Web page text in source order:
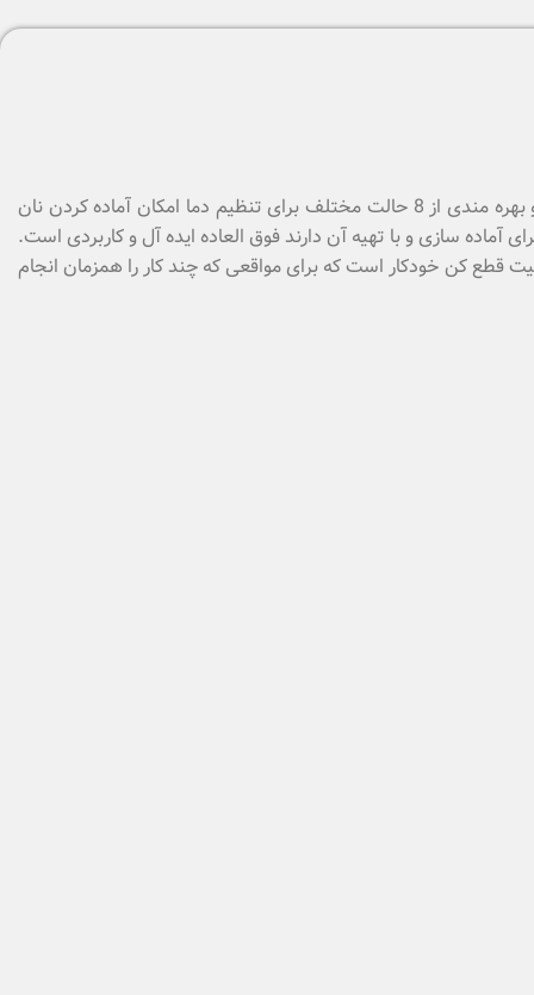
یک دستگاه کاربردی با قابلیت برشته و گرم کردن مجدد نان و یخ زدایی آن است. این مدل با توان 950 وات و بهره مندی از 8 حالت مختلف برای تنظیم دما امکان آماده کردن نان
سازی و با تهیه آن دارند فوق العاده ایده آل و کاربردی است.
قطع کن خودکار است که برای مواقعی که چند کار را همزمان انجام